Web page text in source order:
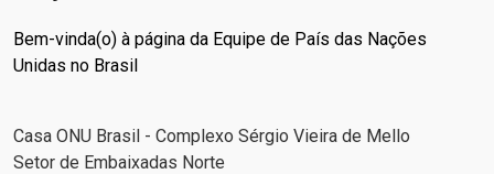
Bem-vinda(o) à página da Equipe de País das Nações
Unidas no Brasil
Casa ONU Brasil - Complexo Sérgio Vieira de Mello
Setor de Embaixadas Norte